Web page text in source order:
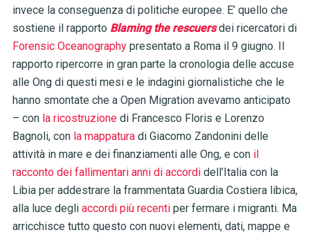
invece la conseguenza di politiche europee. E’ quello che
sostiene il rapporto Blaming the rescuersdei ricercatori di
Forensic Oceanographypresentato a Roma il 9 giugno. Il
rapporto ripercorre in gran parte la cronologia delle accuse
alle Ong di questi mesi e le indagini giornalistiche che le
hanno smontate che a Open Migration avevamo anticipato
– con la ricostruzionedi Francesco Floris e Lorenzo
Bagnoli, con la mappaturadi Giacomo Zandonini delle
attività in mare e dei finanziamenti alle Ong, e con il
racconto dei fallimentari anni di accordidell’Italia con la
Libia per addestrare la frammentata Guardia Costiera libica,
alla luce degli accordi più recentiper fermare i migranti. Ma
arricchisce tutto questo con nuovi elementi, dati, mappe e